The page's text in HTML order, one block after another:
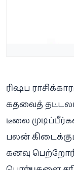
ரிஷப
கதவைத்
டீலை
பலன்
கனவு